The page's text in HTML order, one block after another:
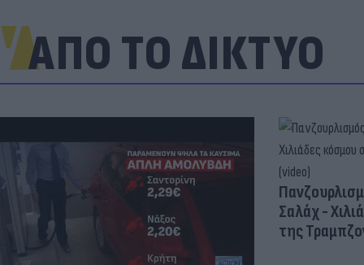
ΑΠΟ ΤΟ ΔΙΚΤΥΟ
Σαλάχ -
της